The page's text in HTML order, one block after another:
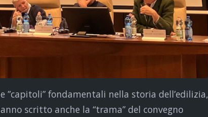
”capitoli” fondamentali nella storia dell’edilizia,
scritto anche la “trama” del convegno